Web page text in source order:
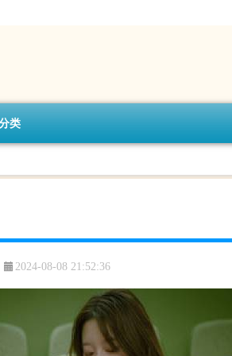
类
2024-08-08 21:52:36